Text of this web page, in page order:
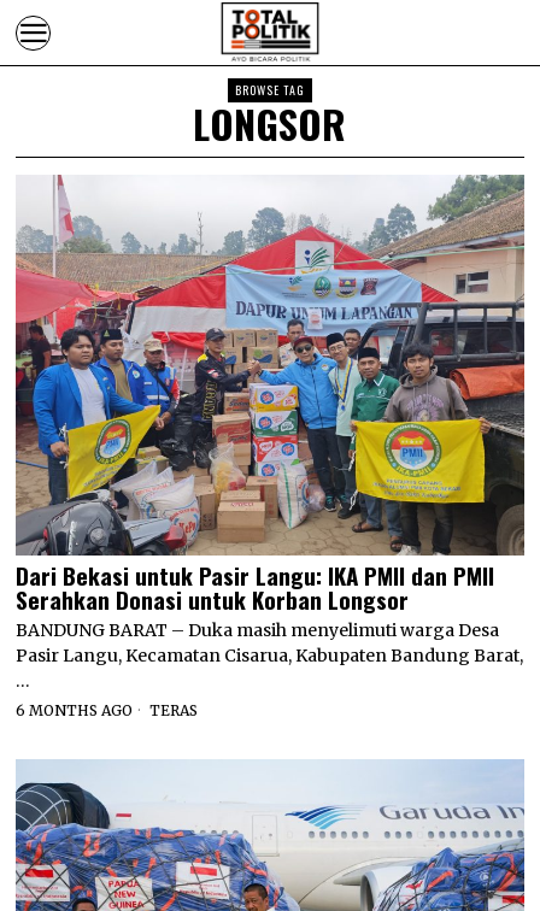
BROWSE TAG
LONGSOR
Dari Bekasi untuk Pasir Langu: IKA PMII dan PMII
Serahkan Donasi untuk Korban Longsor
BANDUNG BARAT – Duka masih menyelimuti warga Desa
Pasir Langu, Kecamatan Cisarua, Kabupaten Bandung Barat,
…
6 MONTHS AGO TERAS